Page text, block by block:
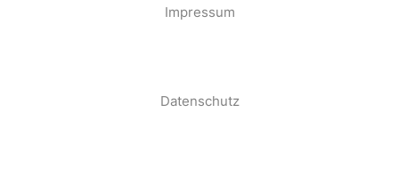
Impressum
Datenschutz